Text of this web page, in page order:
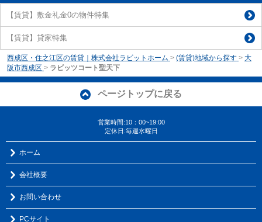
【賃貸】敷金礼金0の物件特集
【賃貸】貸家特集
西成区・住之江区の賃貸｜株式会社ラビットホーム > (賃貸)地域から探す > 大
阪市西成区 > ラビッツコート聖天下
ページトップに戻る
営業時間:10：00~19:00
定休日:毎週水曜日
ホーム
会社概要
お問い合わせ
PCサイト